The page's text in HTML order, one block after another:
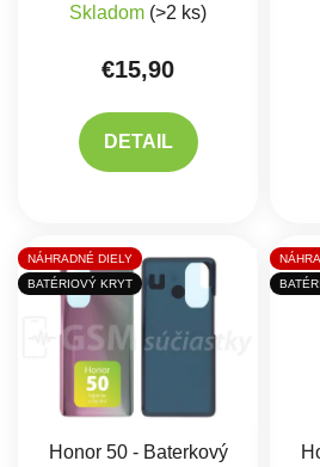
Skladom (>2 ks)
€15,90
DETAIL
NÁHRADNÉ DIELY
BATÉRIOVÝ KRYT
Honor 50 - Baterkový